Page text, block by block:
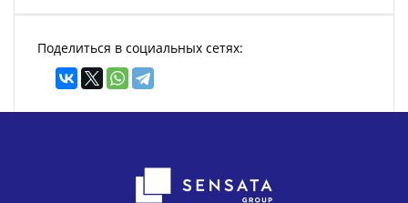
Поделиться в социальных сетях: